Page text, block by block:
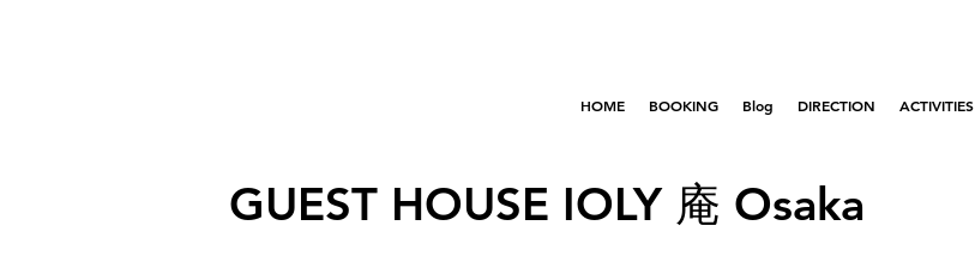
HOME BOOKING Blog DIRECTION ACTIVITIES
GUEST HOUSE IOLY 庵 Osaka